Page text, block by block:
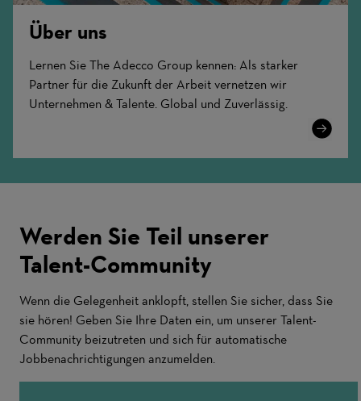
Über uns
Lernen Sie The Adecco Group kennen: Als starker
Partner für die Zukunft der Arbeit vernetzen wir
Unternehmen & Talente. Global und Zuverlässig.
Learn
Werden Sie Teil unserer
Talent-Community
Wenn die Gelegenheit anklopft, stellen Sie sicher, dass Sie
sie hören! Geben Sie Ihre Daten ein, um unserer Talent-
Community beizutreten und sich für automatische
Jobbenachrichtigungen anzumelden.